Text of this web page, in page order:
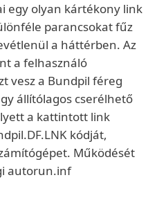
egy olyan kártékony link
parancsokat fűz
a háttérben. Az
a felhasználó
vesz a Bundpil féreg
állítólagos cserélhető
a kattintott link
kódját,
Működését
autorun.inf